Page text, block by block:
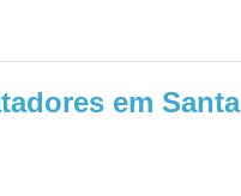
em Santa